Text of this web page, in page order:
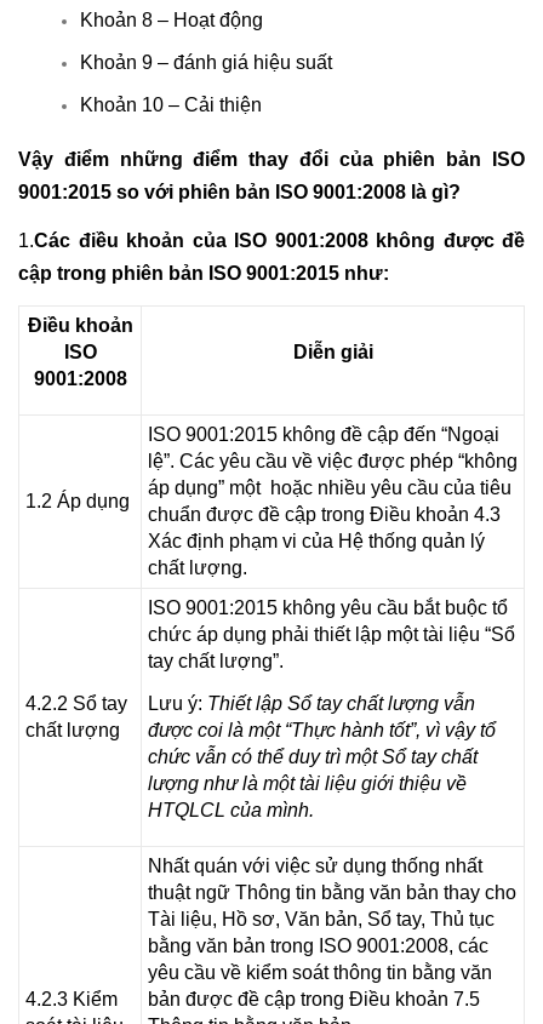
Khoản 8 – Hoạt động
Khoản 9 – đánh giá hiệu suất
Khoản 10 – Cải thiện
Vậy điểm những điểm thay đổi của phiên bản ISO
9001:2015 so với phiên bản ISO 9001:2008 là gì?
1.Các điều khoản của ISO 9001:2008 không được đề
cập trong phiên bản ISO 9001:2015 như:
Điều khoản
ISO
9001:2008
Diễn giải
1.2 Áp dụng
ISO 9001:2015 không đề cập đến “Ngoại
lệ”. Các yêu cầu về việc được phép “không
áp dụng” một hoặc nhiều yêu cầu của tiêu
chuẩn được đề cập trong Điều khoản 4.3
Xác định phạm vi của Hệ thống quản lý
chất lượng.
4.2.2 Sổ tay
chất lượng
ISO 9001:2015 không yêu cầu bắt buộc tổ
chức áp dụng phải thiết lập một tài liệu “Sổ
tay chất lượng”.
Lưu ý: Thiết lập Sổ tay chất lượng vẫn
được coi là một “Thực hành tốt”, vì vậy tổ
chức vẫn có thể duy trì một Sổ tay chất
lượng như là một tài liệu giới thiệu về
HTQLCL của mình.
4.2.3 Kiểm
Nhất quán với việc sử dụng thống nhất
thuật ngữ Thông tin bằng văn bản thay cho
Tài liệu, Hồ sơ, Văn bản, Sổ tay, Thủ tục
bằng văn bản trong ISO 9001:2008, các
yêu cầu về kiểm soát thông tin bằng văn
bản được đề cập trong Điều khoản 7.5